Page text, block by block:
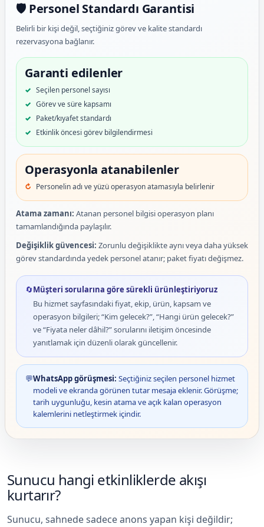
🛡️ Personel Standardı Garantisi
Belirli bir kişi değil, seçtiğiniz görev ve kalite standardı
rezervasyona bağlanır.
Garanti edilenler
Seçilen personel sayısı
Görev ve süre kapsamı
Paket/kıyafet standardı
Etkinlik öncesi görev bilgilendirmesi
Operasyonla atanabilenler
Personelin adı ve yüzü operasyon atamasıyla belirlenir
Atama zamanı: Atanan personel bilgisi operasyon planı
tamamlandığında paylaşılır.
Değişiklik güvencesi: Zorunlu değişiklikte aynı veya daha yüksek
görev standardında yedek personel atanır; paket fiyatı değişmez.
🔄Müşteri sorularına göre sürekli ürünleştiriyoruz
Bu hizmet sayfasındaki fiyat, ekip, ürün, kapsam ve
operasyon bilgileri; “Kim gelecek?”, “Hangi ürün gelecek?”
ve “Fiyata neler dâhil?” sorularını iletişim öncesinde
yanıtlamak için düzenli olarak güncellenir.
💬WhatsApp görüşmesi: Seçtiğiniz seçilen personel hizmet
modeli ve ekranda görünen tutar mesaja eklenir. Görüşme;
tarih uygunluğu, kesin atama ve açık kalan operasyon
kalemlerini netleştirmek içindir.
Sunucu hangi etkinliklerde akışı
kurtarır?
Sunucu, sahnede sadece anons yapan kişi değildir;